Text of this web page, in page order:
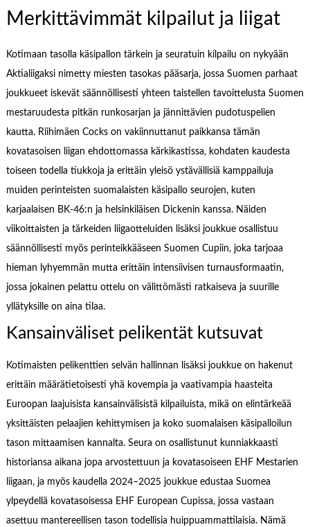
Merkittävimmät kilpailut ja liigat
Kotimaan tasolla käsipallon tärkein ja seuratuin kilpailu on nykyään
Aktialiigaksi nimetty miesten tasokas pääsarja, jossa Suomen parhaat
joukkueet iskevät säännöllisesti yhteen taistellen tavoittelusta Suomen
mestaruudesta pitkän runkosarjan ja jännittävien pudotuspelien
kautta. Riihimäen Cocks on vakiinnuttanut paikkansa tämän
kovatasoisen liigan ehdottomassa kärkikastissa, kohdaten kaudesta
toiseen todella tiukkoja ja erittäin yleisö ystävällisiä kamppailuja
muiden perinteisten suomalaisten käsipallo seurojen, kuten
karjaalaisen BK-46:n ja helsinkiläisen Dickenin kanssa. Näiden
viikoittaisten ja tärkeiden liigaotteluiden lisäksi joukkue osallistuu
säännöllisesti myös perinteikkääseen Suomen Cupiin, joka tarjoaa
hieman lyhyemmän mutta erittäin intensiivisen turnausformaatin,
jossa jokainen pelattu ottelu on välittömästi ratkaiseva ja suurille
yllätyksille on aina tilaa.
Kansainväliset pelikentät kutsuvat
Kotimaisten pelikenttien selvän hallinnan lisäksi joukkue on hakenut
erittäin määrätietoisesti yhä kovempia ja vaativampia haasteita
Euroopan laajuisista kansainvälisistä kilpailuista, mikä on elintärkeää
yksittäisten pelaajien kehittymisen ja koko suomalaisen käsipalloilun
tason mittaamisen kannalta. Seura on osallistunut kunniakkaasti
historiansa aikana jopa arvostettuun ja kovatasoiseen EHF Mestarien
liigaan, ja myös kaudella 2024–2025 joukkue edustaa Suomea
ylpeydellä kovatasoisessa EHF European Cupissa, jossa vastaan
asettuu mantereellisen tason todellisia huippuammattilaisia. Nämä